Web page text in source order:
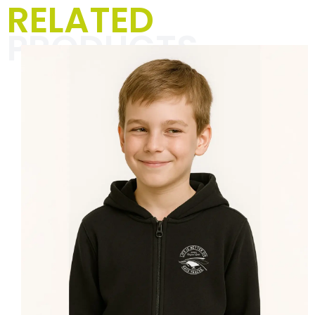
Jacken für Männer
Männer“ dreht sich alles um
einzigartige Designs und markante
Sprüche, die Deinen Alltag mit
Rennsport-Vibes und einer Prise
Humor aufpeppen. Perfekt für
Motorsportbegeisterte und alle, die
ihre Leidenschaft mit Stil und
Selbstironie zeigen wollen.
Hier klicken
RELATED
PRODUCTS